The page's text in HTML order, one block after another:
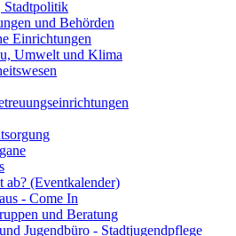
Stadtpolitik
und Behörden
Einrichtungen
Umwelt und Klima
ab? (Eventkalender)
- Come In
und Beratung
Jugendbüro - Stadtjugendpflege